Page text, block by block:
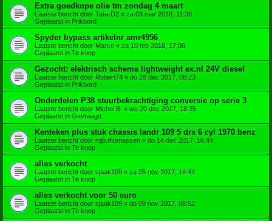
Extra goedkope olie tm zondag 4 maart
Laatste bericht door Tata-D2 « za 03 mar 2018, 11:38
Geplaatst in Prikbord
Spyder bypass artikelnr amr4956
Laatste bericht door Marco « za 10 feb 2018, 17:06
Geplaatst in Te koop
Gezocht: elektrisch schema lightweight ex.nl 24V diesel
Laatste bericht door Robert74 « do 28 dec 2017, 08:23
Geplaatst in Prikbord
Onderdelen P38 stuurbekrachtiging conversie op serie 3
Laatste bericht door Michel B. « wo 20 dec 2017, 18:35
Geplaatst in Gevraagd
Kenteken plus stuk chassis landr 109 5 drs 6 cyl 1970 benz
Laatste bericht door mjb.thomassen « do 14 dec 2017, 16:44
Geplaatst in Te koop
alles verkocht
Laatste bericht door sjaak109 « za 25 nov 2017, 16:43
Geplaatst in Te koop
alles verkocht voor 50 euro
Laatste bericht door sjaak109 « do 09 nov 2017, 08:52
Geplaatst in Te koop